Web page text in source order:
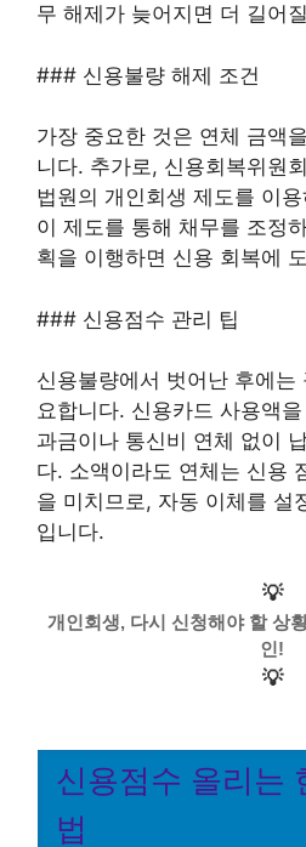
무 해제가 늦어지면 더 길어
### 신용불량 해제 조건
가장 중요한 것은 연체 금액
니다. 추가로, 신용회복위원
법원의 개인회생 제도를 이
이 제도를 통해 채무를 조정
획을 이행하면 신용 회복에
### 신용점수 관리 팁
신용불량에서 벗어난 후에는
요합니다. 신용카드 사용액
과금이나 통신비 연체 없이
다. 소액이라도 연체는 신용
을 미치므로, 자동 이체를 설
입니다.
💡
개인회생, 다시 신청해야 할 상
인!
💡
신용점수 올리는
법